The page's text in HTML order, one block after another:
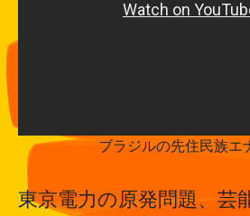
ブラジルの先住民族エ
東京電力の原発問題、芸